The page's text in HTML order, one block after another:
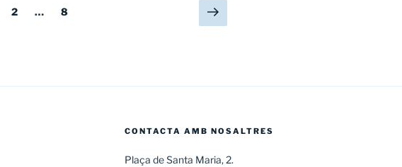
Pàgina
2 … Pàgina
8
Pàgina
següent
CONTACTA AMB NOSALTRES
Plaça de Santa Maria, 2.